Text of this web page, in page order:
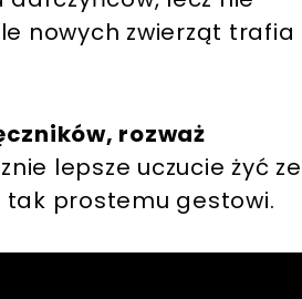
nowych zwierząt trafia
rozważ
lepsze uczucie żyć ze
tak prostemu gestowi.